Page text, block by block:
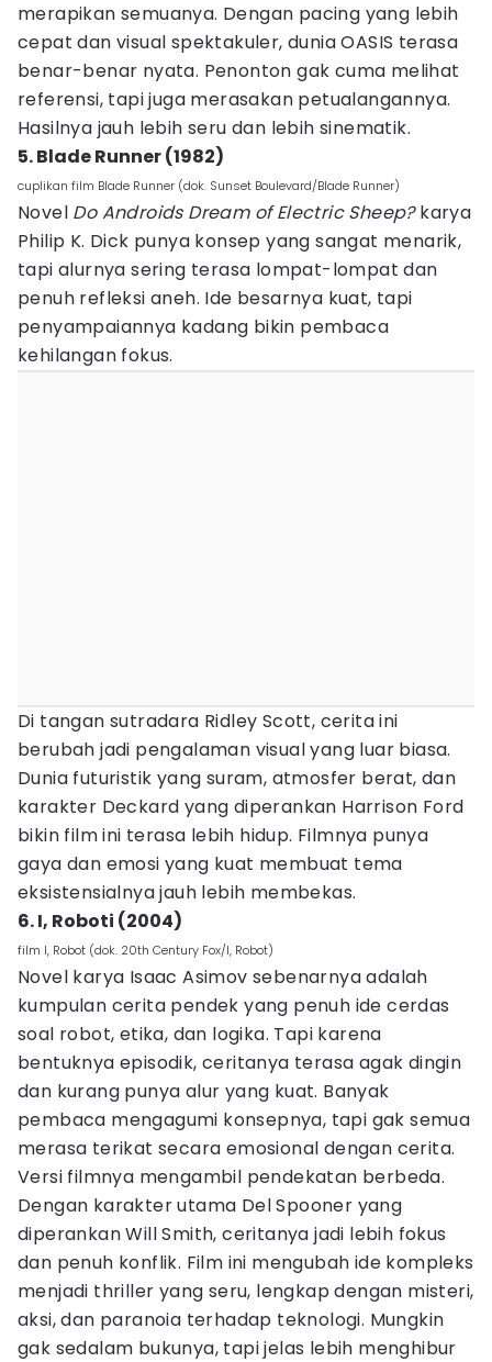
merapikan semuanya. Dengan pacing yang lebih
cepat dan visual spektakuler, dunia OASIS terasa
benar-benar nyata. Penonton gak cuma melihat
referensi, tapi juga merasakan petualangannya.
Hasilnya jauh lebih seru dan lebih sinematik.
5. Blade Runner (1982)
cuplikan film Blade Runner (dok. Sunset Boulevard/Blade Runner)
Novel Do Androids Dream of Electric Sheep?karya
Philip K. Dick punya konsep yang sangat menarik,
tapi alurnya sering terasa lompat-lompat dan
penuh refleksi aneh. Ide besarnya kuat, tapi
penyampaiannya kadang bikin pembaca
kehilangan fokus.
Di tangan sutradara Ridley Scott, cerita ini
berubah jadi pengalaman visual yang luar biasa.
Dunia futuristik yang suram, atmosfer berat, dan
karakter Deckard yang diperankan Harrison Ford
bikin film ini terasa lebih hidup. Filmnya punya
gaya dan emosi yang kuat membuat tema
eksistensialnya jauh lebih membekas.
6. I, Roboti (2004)
film I, Robot (dok. 20th Century Fox/I, Robot)
Novel karya Isaac Asimov sebenarnya adalah
kumpulan cerita pendek yang penuh ide cerdas
soal robot, etika, dan logika. Tapi karena
bentuknya episodik, ceritanya terasa agak dingin
dan kurang punya alur yang kuat. Banyak
pembaca mengagumi konsepnya, tapi gak semua
merasa terikat secara emosional dengan cerita.
Versi filmnya mengambil pendekatan berbeda.
Dengan karakter utama Del Spooner yang
diperankan Will Smith, ceritanya jadi lebih fokus
dan penuh konflik. Film ini mengubah ide kompleks
menjadi thriller yang seru, lengkap dengan misteri,
aksi, dan paranoia terhadap teknologi. Mungkin
gak sedalam bukunya, tapi jelas lebih menghibur